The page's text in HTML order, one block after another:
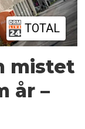
TOTAL
mistet
år –